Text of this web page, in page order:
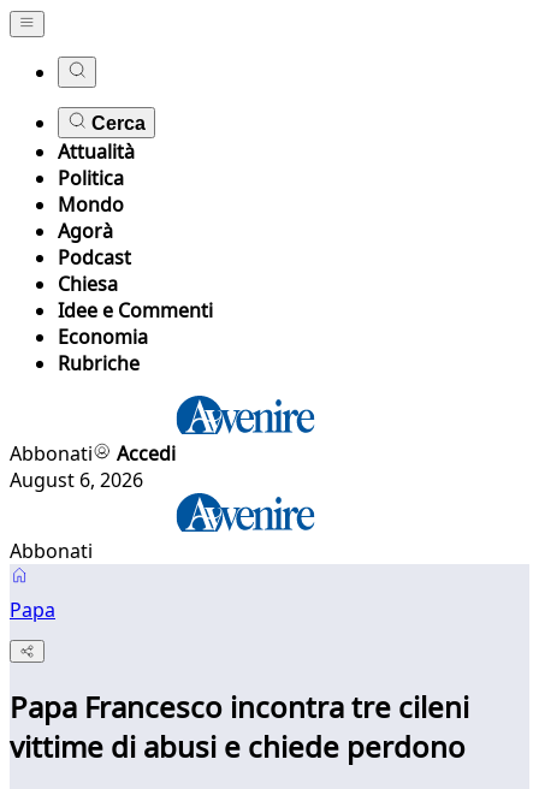
Cerca
Attualità
Politica
Mondo
Agorà
Podcast
Chiesa
Idee e Commenti
Economia
Rubriche
Abbonati
Accedi
August 6, 2026
Abbonati
Papa
Papa Francesco incontra tre cileni
vittime di abusi e chiede perdono